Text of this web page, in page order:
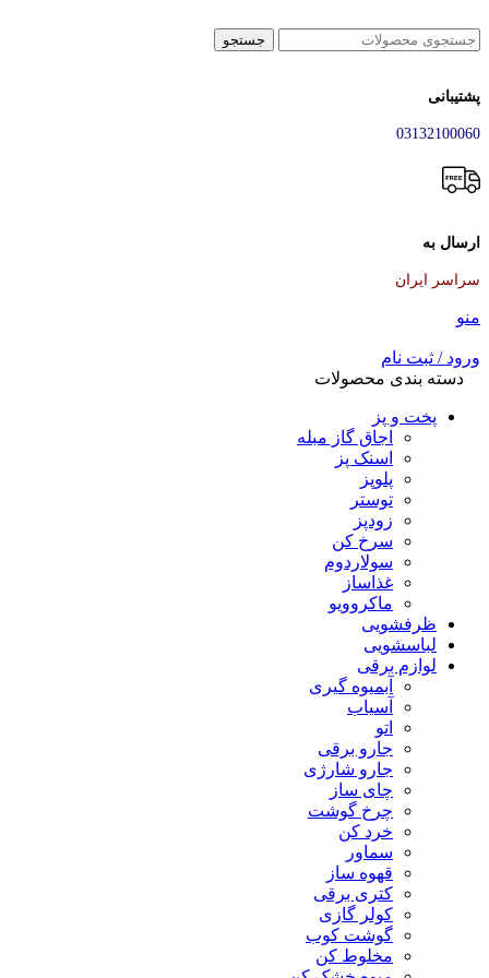
جستجو
پشتیبانی
03132100060
ارسال به
سراسر ایران
منو
ورود / ثبت نام
دسته بندی محصولات
پخت و پز
اجاق گاز مبله
اسنک پز
پلوپز
توستر
زودپز
سرخ کن
سولاردوم
غذاساز
ماکروویو
ظرفشویی
لباسشویی
لوازم برقی
آبمیوه گیری
آسیاب
اتو
جارو برقی
جارو شارژی
چای ساز
چرخ گوشت
خرد کن
سماور
قهوه ساز
کتری برقی
کولر گازی
گوشت کوب
مخلوط کن